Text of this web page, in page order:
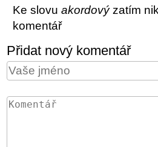
Ke slovuakordovýzatím
komentář
Přidat nový komentář